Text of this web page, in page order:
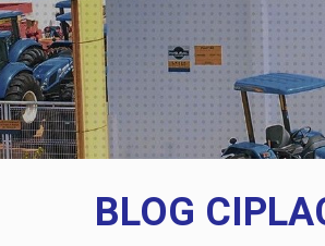
BLOG